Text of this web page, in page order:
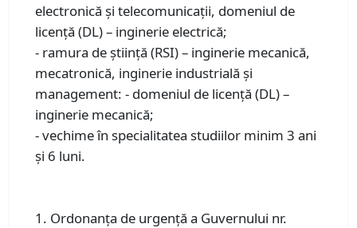
electronică și telecomunicații, domeniul de
licenţă (DL) – inginerie electrică;
- ramura de știință (RSI) – inginerie mecanică,
mecatronică, inginerie industrială și
management: - domeniul de licenţă (DL) –
inginerie mecanică;
- vechime în specialitatea studiilor minim 3 ani
și 6 luni.
1. Ordonanța de urgență a Guvernului nr.